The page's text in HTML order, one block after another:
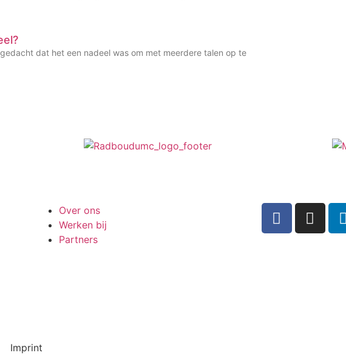
dat het een nadeel was om met meerdere talen op te
Over ons
Werken bij
Partners
Imprint